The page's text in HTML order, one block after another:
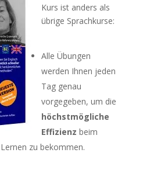
Kurs ist anders als
übrige Sprachkurse:
Alle Übungen
werden Ihnen jeden
Tag genau
vorgegeben, um die
höchstmögliche
Effizienz beim
Lernen zu bekommen.